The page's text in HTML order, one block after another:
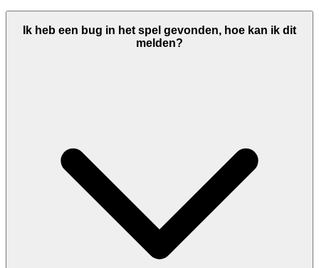
Ik heb een bug in het spel gevonden, hoe kan ik dit
melden?